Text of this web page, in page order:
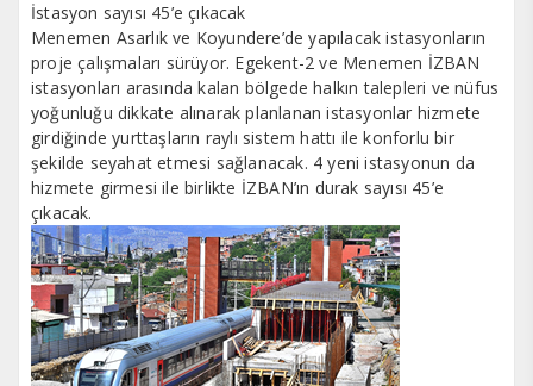
İstasyon sayısı 45’e çıkacak
Menemen Asarlık ve Koyundere’de yapılacak istasyonların
proje çalışmaları sürüyor. Egekent-2 ve Menemen İZBAN
istasyonları arasında kalan bölgede halkın talepleri ve nüfus
yoğunluğu dikkate alınarak planlanan istasyonlar hizmete
girdiğinde yurttaşların raylı sistem hattı ile konforlu bir
şekilde seyahat etmesi sağlanacak. 4 yeni istasyonun da
hizmete girmesi ile birlikte İZBAN’ın durak sayısı 45’e
çıkacak.